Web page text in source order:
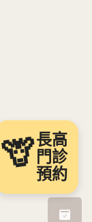
🦒長高
門診
預約